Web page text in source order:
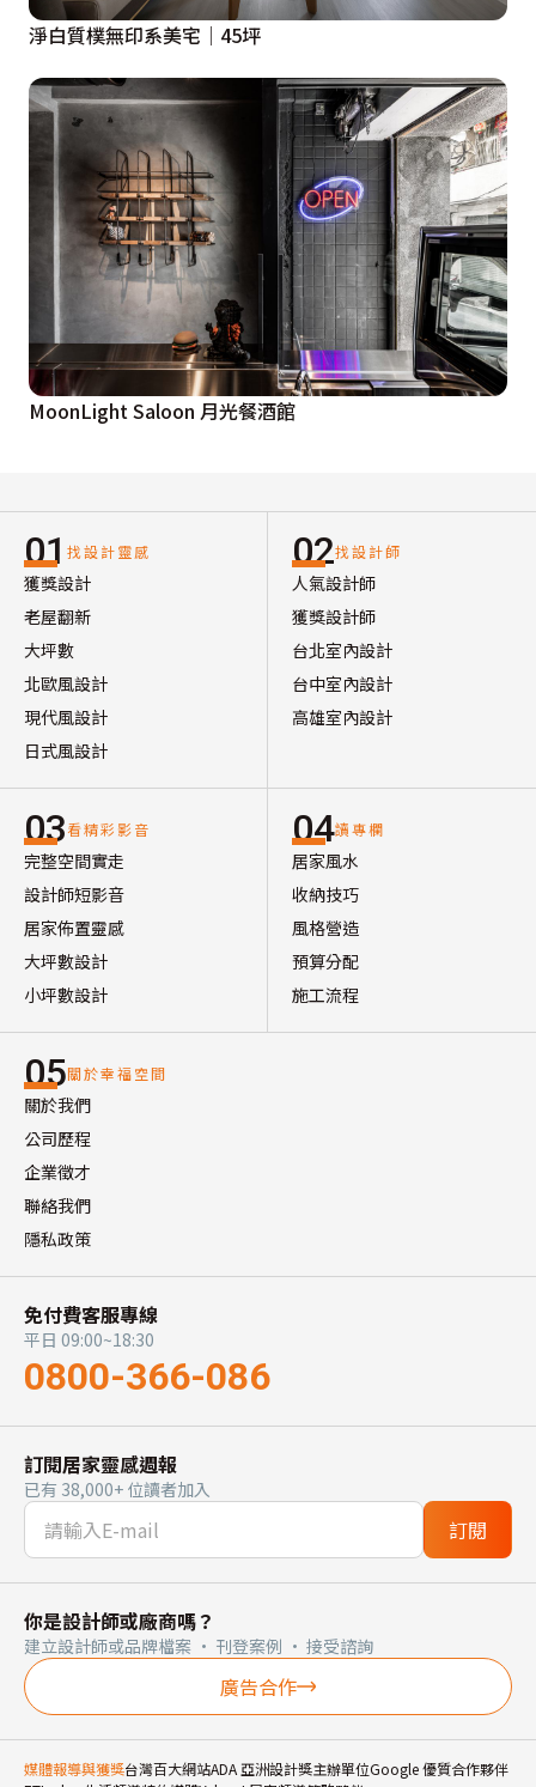
淨白質樸無印系美宅│45坪
MoonLight Saloon 月光餐酒館
01 找設計靈感
獲獎設計
老屋翻新
大坪數
北歐風設計
現代風設計
日式風設計
02找設計師
人氣設計師
獲獎設計師
台北室內設計
台中室內設計
高雄室內設計
03看精彩影音
完整空間實走
設計師短影音
居家佈置靈感
大坪數設計
小坪數設計
04讀專欄
居家風水
收納技巧
風格營造
預算分配
施工流程
05關於幸福空間
關於我們
公司歷程
企業徵才
聯絡我們
隱私政策
免付費客服專線
平日 09:00~18:30
0800-366-086
訂閱居家靈感週報
已有 38,000+ 位讀者加入
訂閱
你是設計師或廠商嗎？
建立設計師或品牌檔案 · 刊登案例 · 接受諮詢
廣告合作
媒體報導與獲獎台灣百大網站ADA 亞洲設計獎主辦單位Google 優質合作夥伴